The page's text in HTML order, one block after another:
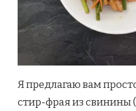
Я предлагаю вам
стир-фрая из свинины